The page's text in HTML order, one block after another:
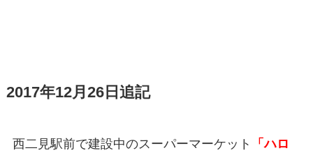
2017年12月26日追記
西二見駅前で建設中のスーパーマーケット
「ハロ